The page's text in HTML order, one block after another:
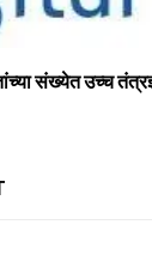
संख्येत उच्च